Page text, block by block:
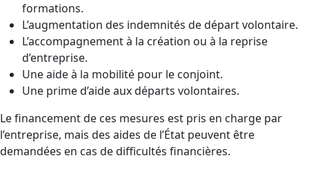
formations.
L’augmentation des indemnités de départ volontaire.
L’accompagnement à la création ou à la reprise
d’entreprise.
Une aide à la mobilité pour le conjoint.
Une prime d’aide aux départs volontaires.
Le financement de ces mesures est pris en charge par
l’entreprise, mais des aides de l’État peuvent être
demandées en cas de difficultés financières.